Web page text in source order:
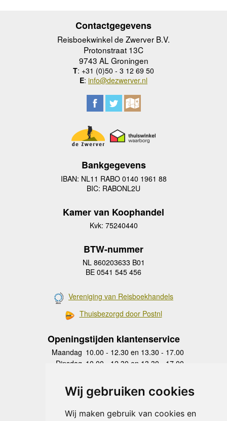
Wij gebruiken cookies
Wij maken gebruik van cookies en
Contactgegevens
Reisboekwinkel de Zwerver B.V.
Protonstraat 13C
9743 AL Groningen
T: +31 (0)50 - 3 12 69 50
E: info@dezwerver.nl
Bankgegevens
IBAN: NL11 RABO 0140 1961 88
BIC: RABONL2U
Kamer van Koophandel
Kvk: 75240440
BTW-nummer
NL 860203633 B01
BE 0541 545 456
Vereniging van Reisboekhandels
Thuisbezorgd door Postnl
Openingstijden klantenservice
Maandag 10.00 - 12.30 en 13.30 - 17.00
Dinsdag 10.00 - 12.30 en 13.30 - 17.00
Donderdag
10.00 - 12.30 en 13.30 - 17.00
Vrijdag 10.00 - 12.30 en 13.30 - 17.00
Zaterdag
gesloten